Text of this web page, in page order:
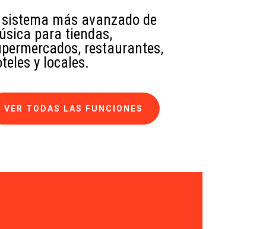
más avanzado de
para tiendas,
restaurantes,
y locales.
VER TODAS LAS FUNCIONES